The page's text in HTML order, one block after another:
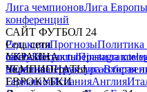
Лига чемпионовЛига Европы
конференций
САЙТ ФУТБОЛ 24
РедакцияПрогнозыПолитика
сайтуКонтактыПравила
политикаСтруктура
Соц. сети
facebookxyoutubeinstagram
УКРАИНА
УкраинаПервая лигаВторая
ЧЕМПИОНАТЫ
ГерманияИспанияАнглия
ЕВРОКУБКИ